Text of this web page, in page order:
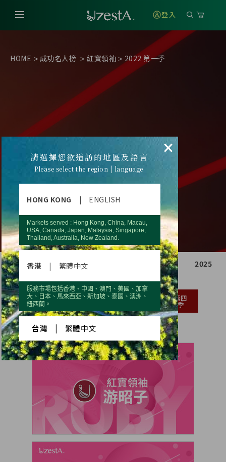
登入
HOME > 成功名人榜 > 紅寶領袖 > 2022 第一季
2021 2022 2024 2025
第一
季
第二 第三 第四
季
×
請選擇您欲造訪的地區及語言
Please select the region | language
HONG KONG | ENGLISH
Markets served : Hong Kong, China, Macau,
USA, Canada, Japan, Malaysia, Singapore,
Thailand, Australia, New Zealand.
香港 | 繁體中文
服務市場包括香港、中國、澳門、美國、加拿
大、日本、馬來西亞、新加坡、泰國、澳洲、
紐西蘭。
台灣 繁體中文